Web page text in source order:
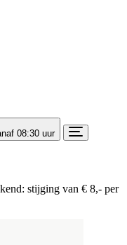
08:30 uur
stijging van € 8,- per